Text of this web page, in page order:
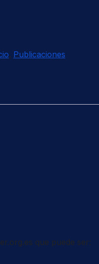
, Publicaciones
que puede ser: